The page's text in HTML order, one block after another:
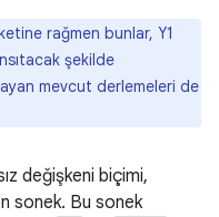
rağmen bunlar, Y1
şekilde
mevcut derlemeleri de
değişkeni biçimi,
sonek. Bu sonek